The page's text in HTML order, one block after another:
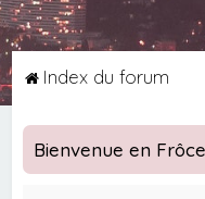
Index du forum
Bienvenue en